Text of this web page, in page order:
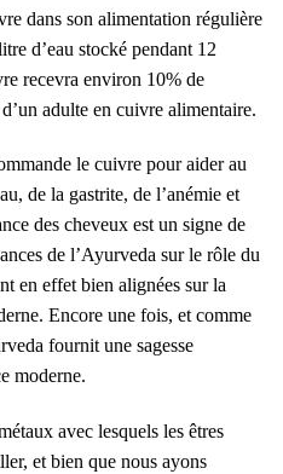
dans son alimentation régulière
d’eau stocké pendant 12
recevra environ 10% de
adulte en cuivre alimentaire.
le cuivre pour aider au
de la gastrite, de l’anémie et
des cheveux est un signe de
de l’Ayurveda sur le rôle du
en effet bien alignées sur la
Encore une fois, et comme
fournit une sagesse
moderne.
avec lesquels les êtres
et bien que nous ayons